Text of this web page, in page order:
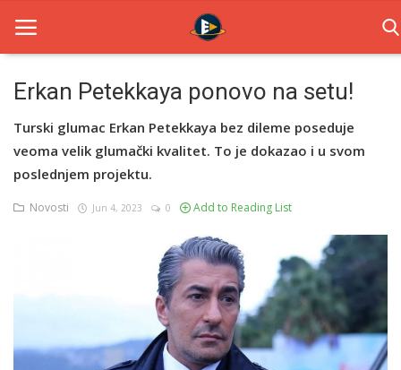
Home
Novosti
TV Serije
Login
Erkan Petekkaya ponovo na setu!
Turski glumac Erkan Petekkaya bez dileme poseduje
veoma velik glumački kvalitet. To je dokazao i u svom
poslednjem projektu.
Novosti Jun 4, 2023 0 Add to Reading List